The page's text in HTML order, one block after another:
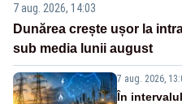
7 aug. 2026, 14:03
Dunărea crește ușor la
sub media lunii august
7 aug. 2026,
În